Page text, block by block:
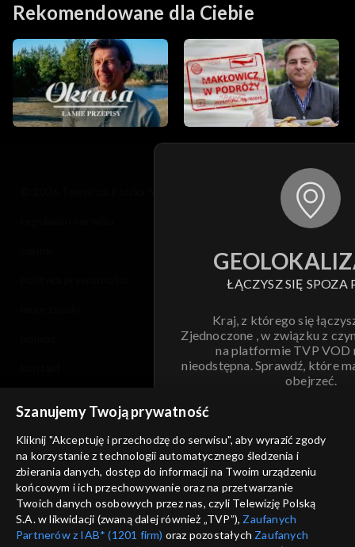
Rekomendowane dla Ciebie
ŁĄCZYSZ SIĘ SPOZA
Kraj, z którego się
Zjednoczone , w związku z
na platformie TVP VOD
nieodstępna. Sprawdź, które
obejrzeć.
ANULUJ
informacje o dostawcy usług
Szanujemy Twoją prywatność
Kliknij "Akceptuję i przechodzę do serwisu", aby wyrazić zgody
na korzystanie z technologii automatycznego śledzenia i
zbierania danych, dostęp do informacji na Twoim urządzeniu
końcowym i ich przechowywanie oraz na przetwarzanie
Twoich danych osobowych przez nas, czyli Telewizję Polską
S.A. w likwidacji (zwaną dalej również „TVP”), Zaufanych
Partnerów z IAB* (1201 firm) oraz pozostałych Zaufanych